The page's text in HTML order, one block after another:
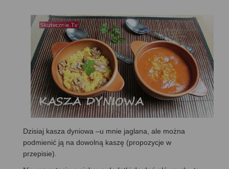
Dzisiaj kasza dyniowa –u mnie jaglana, ale można
podmienić ją na dowolną kaszę (propozycje w
przepisie).